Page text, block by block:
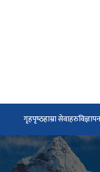
गृहपृष्‍ठहाम्रा सेवाहरुविज्ञापन